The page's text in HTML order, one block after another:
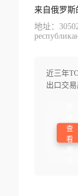
来自俄罗斯
地址：
近三年
出口交
查
看